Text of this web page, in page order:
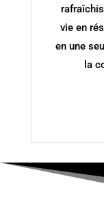
vie en
en une
la